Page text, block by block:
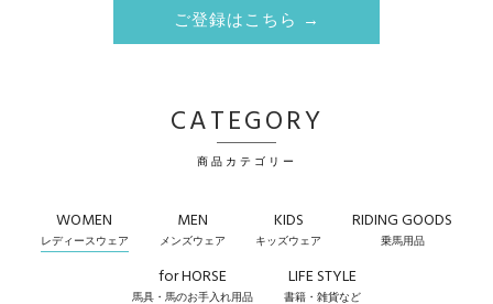
ご登録はこちら →
CATEGORY
商品カテゴリー
WOMEN
レディースウェア
MEN
メンズウェア
KIDS
キッズウェア
RIDING GOODS
乗馬用品
for HORSE
馬具・馬のお手入れ用品
LIFE STYLE
書籍・雑貨など